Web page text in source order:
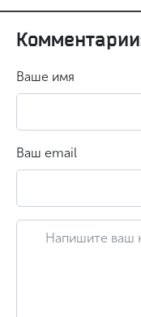
Ваше имя
Ваш email